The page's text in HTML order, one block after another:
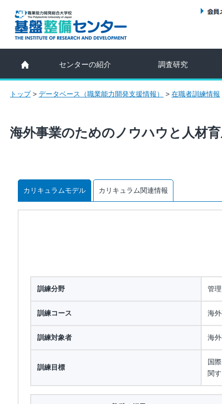
センターの紹介 調査研究
トップ> データベース（職業能力開発支援情報） > 在職者訓練情報
海外事業のためのノウハウと人材
カリキュラムモデル カリキュラム関連情報
訓練分野 管
訓練コース 海
訓練対象者 海
訓練目標
国
関